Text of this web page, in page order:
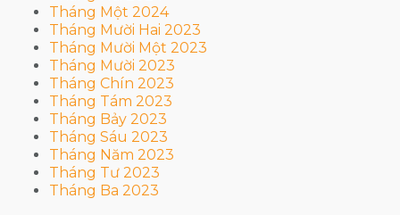
Tháng Một 2024
Tháng Mười Hai 2023
Tháng Mười Một 2023
Tháng Mười 2023
Tháng Chín 2023
Tháng Tám 2023
Tháng Bảy 2023
Tháng Sáu 2023
Tháng Năm 2023
Tháng Tư 2023
Tháng Ba 2023